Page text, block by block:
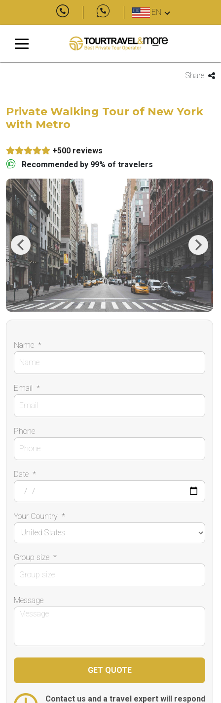
EN
Share
Private Walking Tour of New York
with Metro
+500 reviews
Recommended by 99% of travelers
Previous Next
Name *
Email *
Phone
Date *
Your Country *
Group size *
Message
Contact us and a travel expert will respond